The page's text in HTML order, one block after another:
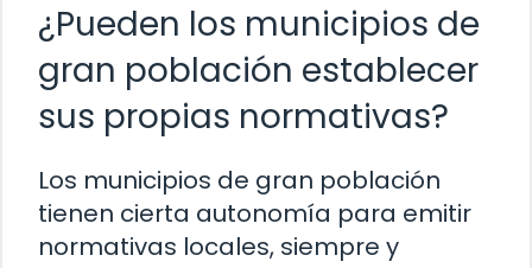
¿Pueden los municipios de
gran población establecer
sus propias normativas?
Los municipios de gran población
tienen cierta autonomía para emitir
normativas locales, siempre y